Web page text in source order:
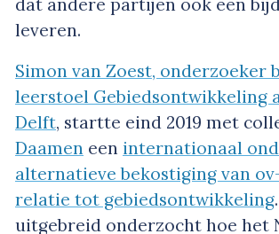
leveren.
Simon van Zoest, onderzoeker
leerstoel Gebiedsontwikkeling
Delft, startte eind 2019 met
Daamen een internationaal
alternatieve bekostiging van
relatie tot gebiedsontwikkeling
uitgebreid onderzocht hoe het